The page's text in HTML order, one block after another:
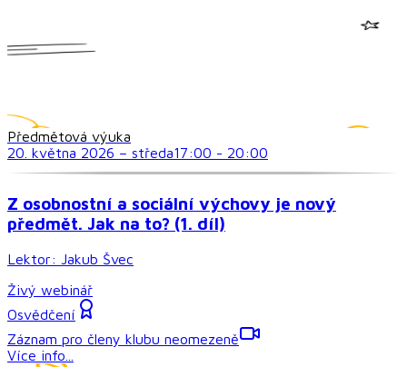
Předmětová výuka
20. května 2026 – středa17:00 - 20:00
Z osobnostní a sociální výchovy je nový
předmět. Jak na to? (1. díl)
Lektor: Jakub Švec
Živý webinář
Osvědčení
Záznam pro členy klubu neomezeně
Více info...